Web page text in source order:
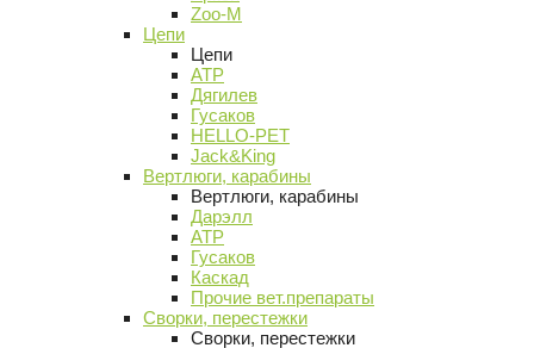
Zoo-M
Цепи
Цепи
АТР
Дягилев
Гусаков
HELLO-PET
Jack&King
Вертлюги, карабины
Вертлюги, карабины
Дарэлл
АТР
Гусаков
Каскад
Прочие вет.препараты
Сворки, перестежки
Сворки, перестежки